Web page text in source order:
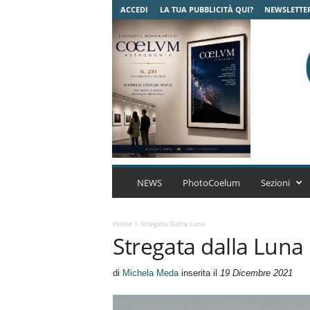
ACCEDI LA TUA PUBBLICITÀ QUI?
C
m
r
NEWS PhotoCoelum Sezioni
Home > Stregata Dalla Luna
Stregata dalla Luna
di Michela Medainserita il 19 Dicembre 2021